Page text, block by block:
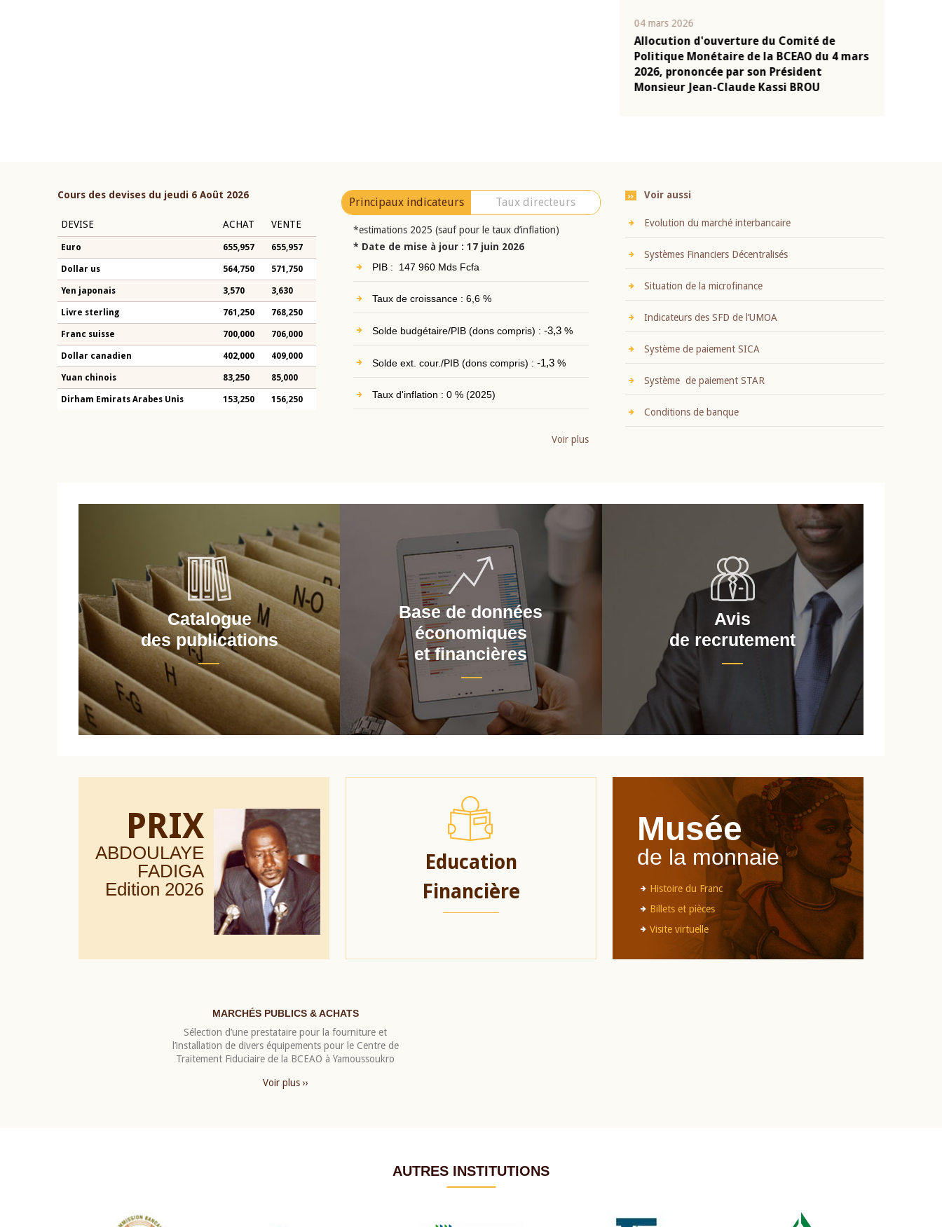
04 mars 2026
Allocution d'ouverture du Comité de
Politique Monétaire de la BCEAO du 4 mars
2026, prononcée par son Président
Monsieur Jean-Claude Kassi BROU
Cours des devises du jeudi 6 Août 2026
DEVISE ACHAT VENTE
Euro 655,957 655,957
Dollar us 564,750 571,750
Yen japonais 3,570 3,630
Livre sterling 761,250 768,250
Franc suisse 700,000 706,000
Dollar canadien 402,000 409,000
Yuan chinois 83,250 85,000
Dirham Emirats Arabes Unis 153,250 156,250
Principaux indicateurs Taux directeurs
*estimations 2025 (sauf pour le taux d’inflation)
* Date de mise à jour : 17 juin 2026
PIB : 147 960 Mds Fcfa
Taux de croissance : 6,6 %
Solde budgétaire/PIB (dons compris) : -3,3%
Solde ext. cour./PIB (dons compris) : -1,3%
Taux d'inflation : 0 % (2025)
Voir plus
Voir aussi
Evolution du marché interbancaire
Systèmes Financiers Décentralisés
Situation de la microfinance
Indicateurs des SFD de l’UMOA
Système de paiement SICA
Système de paiement STAR
Conditions de banque
Catalogue
des publications
Base de données
économiques
et financières
Avis
de recrutement
PRIX
ABDOULAYE
FADIGA
Edition 2026
Education
Financière
Musée
de la monnaie
Histoire du Franc
Billets et pièces
Visite virtuelle
MARCHÉS PUBLICS & ACHATS
Sélection d’une prestataire pour la fourniture et
l’installation de divers équipements pour le Centre de
Traitement Fiduciaire de la BCEAO à Yamoussoukro
Voir plus ››
AUTRES INSTITUTIONS